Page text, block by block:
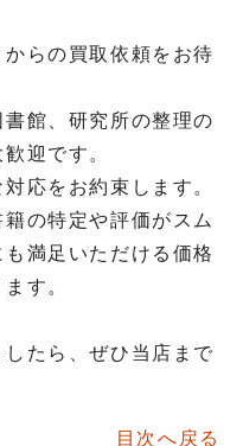
らの買取依頼をお待
館、研究所の整理の
迎です。
応をお約束します。
の特定や評価がスム
満足いただける価格
す。
たら、ぜひ当店まで
目次へ戻る